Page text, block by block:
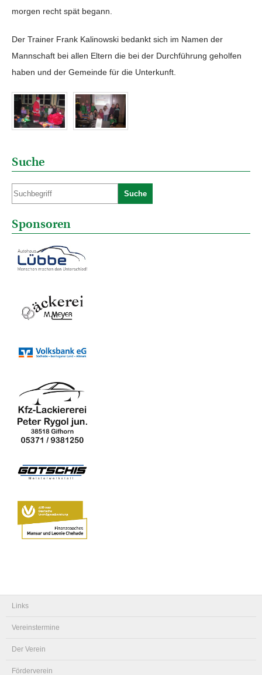
morgen recht spät begann.
Der Trainer Frank Kalinowski bedankt sich im Namen der
Mannschaft bei allen Eltern die bei der Durchführung geholfen
haben und der Gemeinde für die Unterkunft.
Suche
Suche
Sponsoren
Links
Vereinstermine
Der Verein
Förderverein